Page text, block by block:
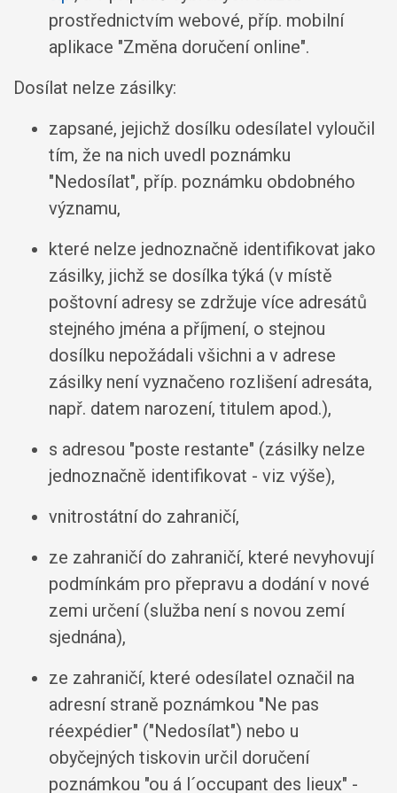
prostřednictvím webové, příp. mobilní
aplikace "Změna doručení online".
Dosílat nelze zásilky:
zapsané, jejichž dosílku odesílatel vyloučil
tím, že na nich uvedl poznámku
"Nedosílat", příp. poznámku obdobného
významu,
které nelze jednoznačně identifikovat jako
zásilky, jichž se dosílka týká (v místě
poštovní adresy se zdržuje více adresátů
stejného jména a příjmení, o stejnou
dosílku nepožádali všichni a v adrese
zásilky není vyznačeno rozlišení adresáta,
např. datem narození, titulem apod.),
s adresou "poste restante" (zásilky nelze
jednoznačně identifikovat - viz výše),
vnitrostátní do zahraničí,
ze zahraničí do zahraničí, které nevyhovují
podmínkám pro přepravu a dodání v nové
zemi určení (služba není s novou zemí
sjednána),
ze zahraničí, které odesílatel označil na
adresní straně poznámkou "Ne pas
réexpédier" ("Nedosílat") nebo u
obyčejných tiskovin určil doručení
poznámkou "ou á l´occupant des lieux" -